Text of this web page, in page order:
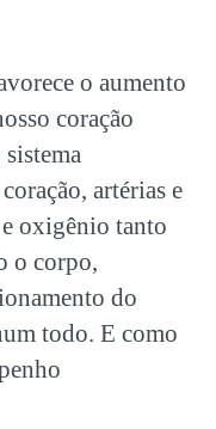
o aumento
coração
artérias e
oxigênio tanto
o corpo,
do
todo. E como